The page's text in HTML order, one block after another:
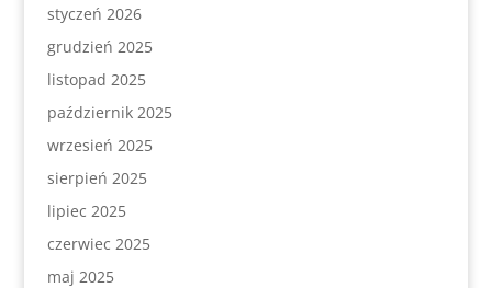
styczeń 2026
grudzień 2025
listopad 2025
październik 2025
wrzesień 2025
sierpień 2025
lipiec 2025
czerwiec 2025
maj 2025